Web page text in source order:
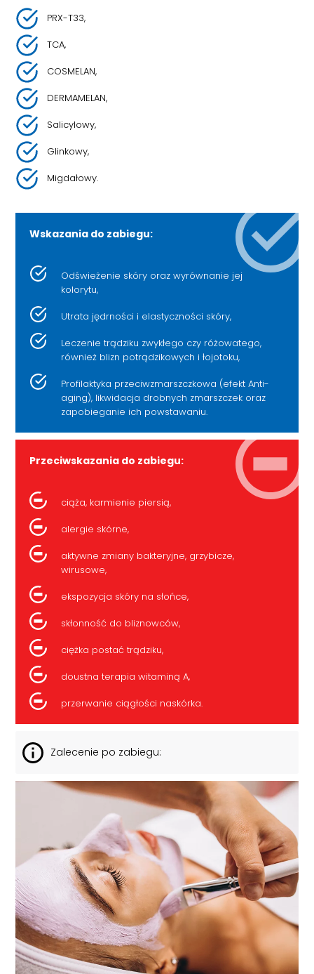
PRX-T33,
TCA,
COSMELAN,
DERMAMELAN,
Salicylowy,
Glinkowy,
Migdałowy.
Wskazania do zabiegu:
Odświeżenie skóry oraz wyrównanie jej
kolorytu,
Utrata jędrności i elastyczności skóry,
Leczenie trądziku zwykłego czy różowatego,
również blizn potrądzikowych i łojotoku,
Profilaktyka przeciwzmarszczkowa (efekt Anti-
aging), likwidacja drobnych zmarszczek oraz
zapobieganie ich powstawaniu.
Przeciwskazania do zabiegu:
ciąża, karmienie piersią,
alergie skórne,
aktywne zmiany bakteryjne, grzybicze,
wirusowe,
ekspozycja skóry na słońce,
skłonność do bliznowców,
ciężka postać trądziku,
doustna terapia witaminą A,
przerwanie ciągłości naskórka.
Zalecenie po zabiegu: